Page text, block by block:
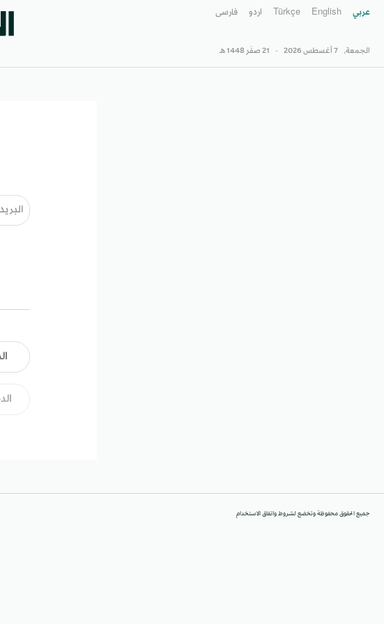
عربي English
Türkçe اردو فارسى
الجمعة, 7 أغسطس 2026 - 21 صفَر 1448 هـ
جميع الحقوق محفوظة وتخضع لشروط واتفاق الاستخدام